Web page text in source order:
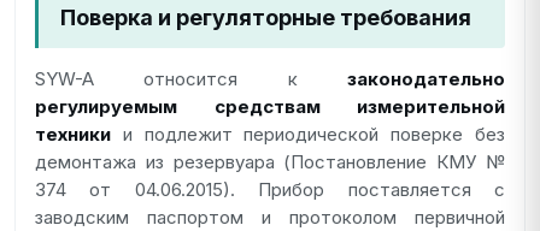
Поверка и регуляторные требования
SYW-A относится к законодательно
регулируемым средствам измерительной
техники и подлежит периодической поверке без
демонтажа из резервуара (Постановление КМУ №
374 от 04.06.2015). Прибор поставляется с
заводским паспортом и протоколом первичной